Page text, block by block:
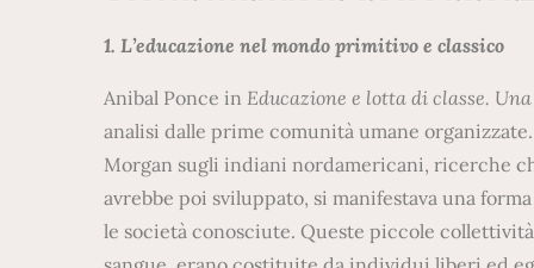
1. L’educazione nel mondo primitivo e classico
Anibal Ponce in Educazione e lotta di classe.